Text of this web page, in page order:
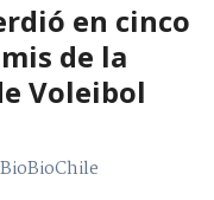
en cinco
de la
Voleibol